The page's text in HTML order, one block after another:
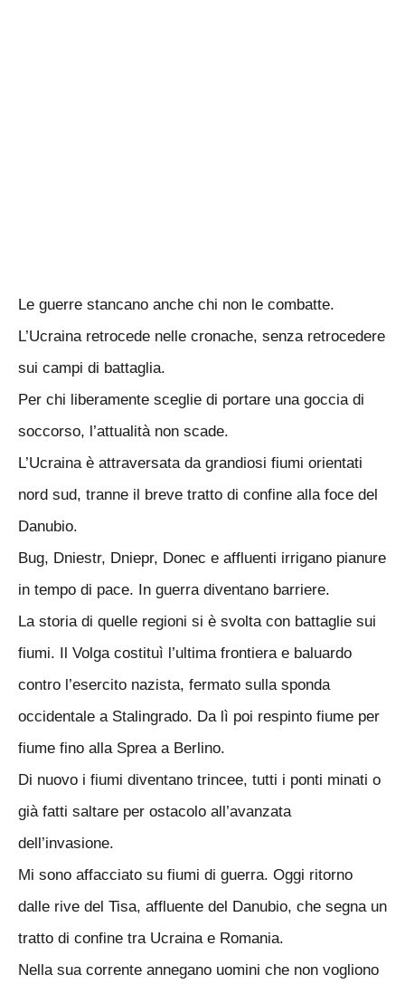
Le guerre stancano anche chi non le combatte.
L’Ucraina retrocede nelle cronache, senza retrocedere
sui campi di battaglia.
Per chi liberamente sceglie di portare una goccia di
soccorso, l’attualità non scade.
L’Ucraina è attraversata da grandiosi fiumi orientati
nord sud, tranne il breve tratto di confine alla foce del
Danubio.
Bug, Dniestr, Dniepr, Donec e affluenti irrigano pianure
in tempo di pace. In guerra diventano barriere.
La storia di quelle regioni si è svolta con battaglie sui
fiumi. Il Volga costituì l’ultima frontiera e baluardo
contro l’esercito nazista, fermato sulla sponda
occidentale a Stalingrado. Da lì poi respinto fiume per
fiume fino alla Sprea a Berlino.
Di nuovo i fiumi diventano trincee, tutti i ponti minati o
già fatti saltare per ostacolo all’avanzata
dell’invasione.
Mi sono affacciato su fiumi di guerra. Oggi ritorno
dalle rive del Tisa, affluente del Danubio, che segna un
tratto di confine tra Ucraina e Romania.
Nella sua corrente annegano uomini che non vogliono